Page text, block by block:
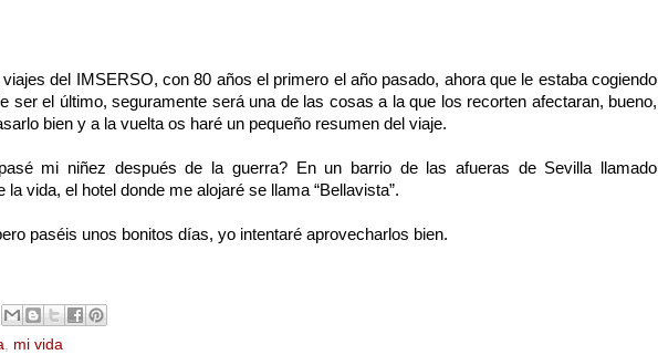
del IMSERSO, con 80 años el primero el año pasado, ahora que le estaba cogiendo
ser el último, seguramente será una de las cosas a la que los recorten afectaran, bueno,
bien y a la vuelta os haré un pequeño resumen del viaje.
mi niñez después de la guerra? En un barrio de las afueras de Sevilla llamado
vida, el hotel donde me alojaré se llama “Bellavista”.
paséis unos bonitos días, yo intentaré aprovecharlos bien.
, mi vida